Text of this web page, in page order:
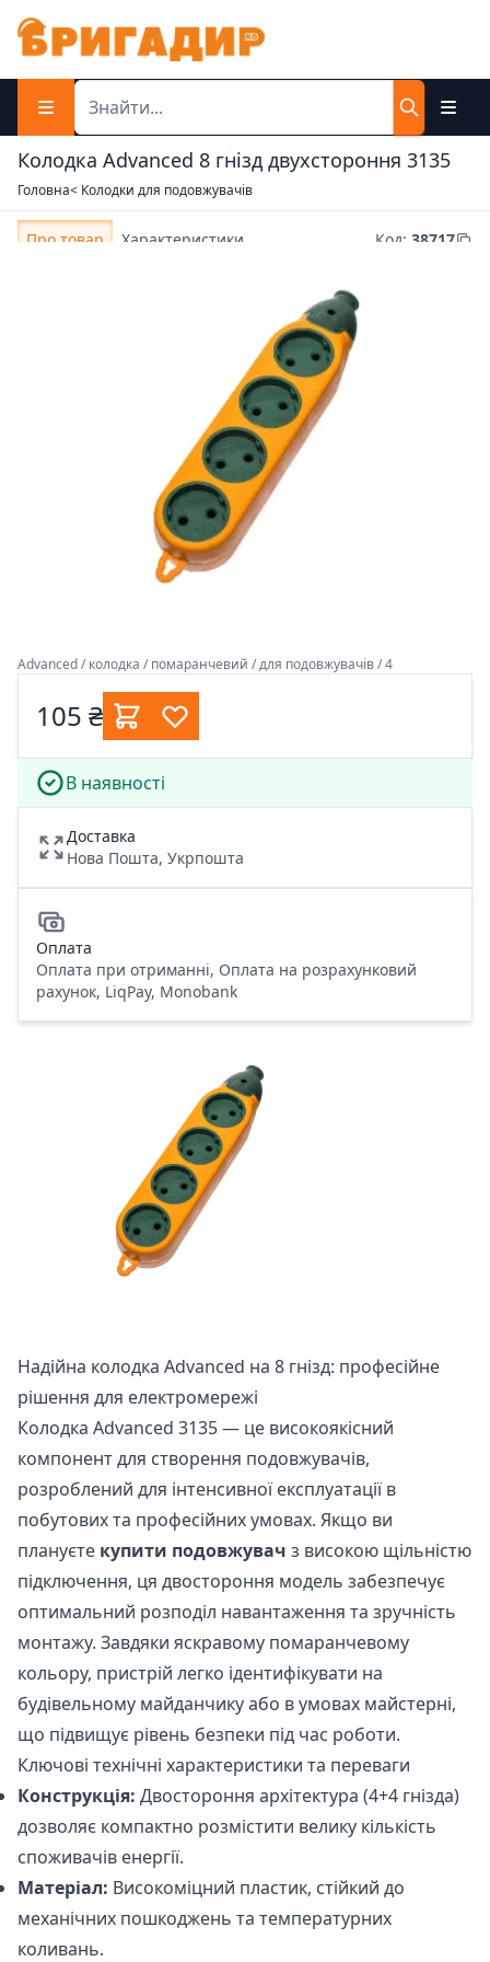
Колодка Advanced 8 гнізд двухстороння 3135
Головна< Колодки для подовжувачів
Про товар Характеристики Код: 38717
Advanced / колодка / помаранчевий / для подовжувачів / 4
105 ₴
В наявності
Доставка
Нова Пошта, Укрпошта
Оплата
Оплата при отриманні, Оплата на розрахунковий
рахунок, LiqPay, Monobank
Надійна колодка Advanced на 8 гнізд: професійне
рішення для електромережі
Колодка Advanced 3135 — це високоякісний
компонент для створення подовжувачів,
розроблений для інтенсивної експлуатації в
побутових та професійних умовах. Якщо ви
плануєте купити подовжувач з високою щільністю
підключення, ця двостороння модель забезпечує
оптимальний розподіл навантаження та зручність
монтажу. Завдяки яскравому помаранчевому
кольору, пристрій легко ідентифікувати на
будівельному майданчику або в умовах майстерні,
що підвищує рівень безпеки під час роботи.
Ключові технічні характеристики та переваги
Конструкція: Двостороння архітектура (4+4 гнізда)
дозволяє компактно розмістити велику кількість
споживачів енергії.
Матеріал: Високоміцний пластик, стійкий до
механічних пошкоджень та температурних
коливань.